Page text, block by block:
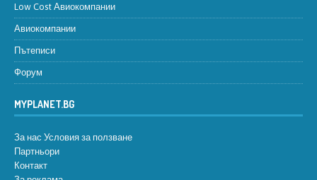
Low Cost Авиокомпании
Авиокомпании
Пътеписи
Форум
MYPLANET.BG
За нас Условия за ползване
Партньори
Контакт